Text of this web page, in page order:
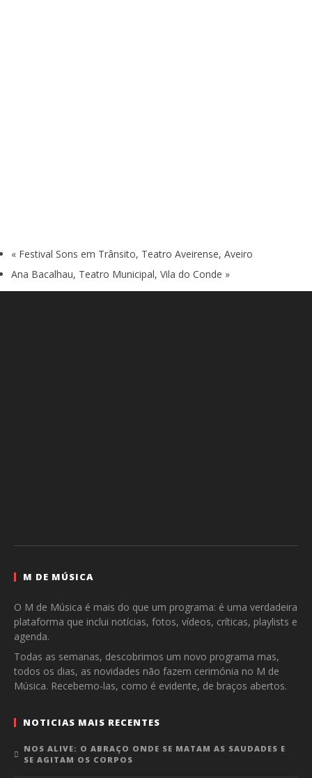
« Festival Sons em Trânsito, Teatro Aveirense, Aveiro
Ana Bacalhau, Teatro Municipal, Vila do Conde »
M DE MÚSICA
O M de Música é mais do que um programa: é uma verdadeira
plataforma que inclui notícias, fotos, vídeos, críticas, playlists e
agenda.
Todas as semanas, descobrimos um novo programa mas,
todos os dias, as novidades não fazem cerimónia no M de
Música. Recebemo-las, como é evidente, de braços abertos.
NOTICIAS MAIS RECENTES
NOS ALIVE: O ABRAÇO ONDE SE MATAM AS SAUDADES E
SE AGITAM OS CORPOS